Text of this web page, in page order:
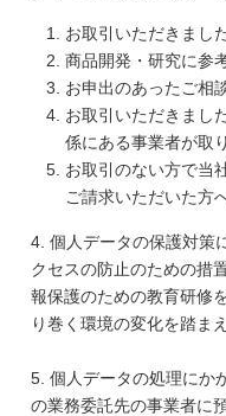
お取引いただきまし
商品開発・研究に参
お申出のあったご相
お取引いただきまし
係にある事業者が取
お取引のない方で当
ご請求いただいた方
4. 個人データの保護対策
クセスの防止のための措
報保護のための教育研修
り巻く環境の変化を踏ま
5. 個人データの処理にか
の業務委託先の事業者に